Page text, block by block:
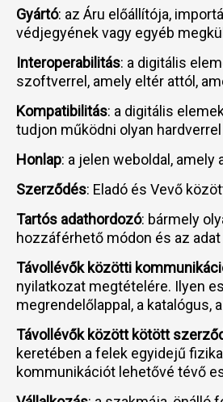
Gyártó: az Áru előállítója,
védjegyének vagy egyéb
Interoperabilitás: a digitális
szoftverrel, amely eltér attól,
Kompatibilitás: a digitális
tudjon működni olyan
Honlap: a jelen weboldal,
Szerződés: Eladó és Vevő
Tartós adathordozó: bármely
hozzáférhető módon és az
Távollévők közötti
nyilatkozat megtételére. Ilyen
megrendelőlappal, a
Távollévők között kötött
keretében a felek egyidejű
kommunikációt lehetővé tévő